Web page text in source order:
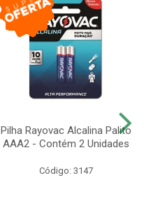
Pilha Rayovac Alcalina Palito
AAA2 - Contém 2 Unidades
Código: 3147